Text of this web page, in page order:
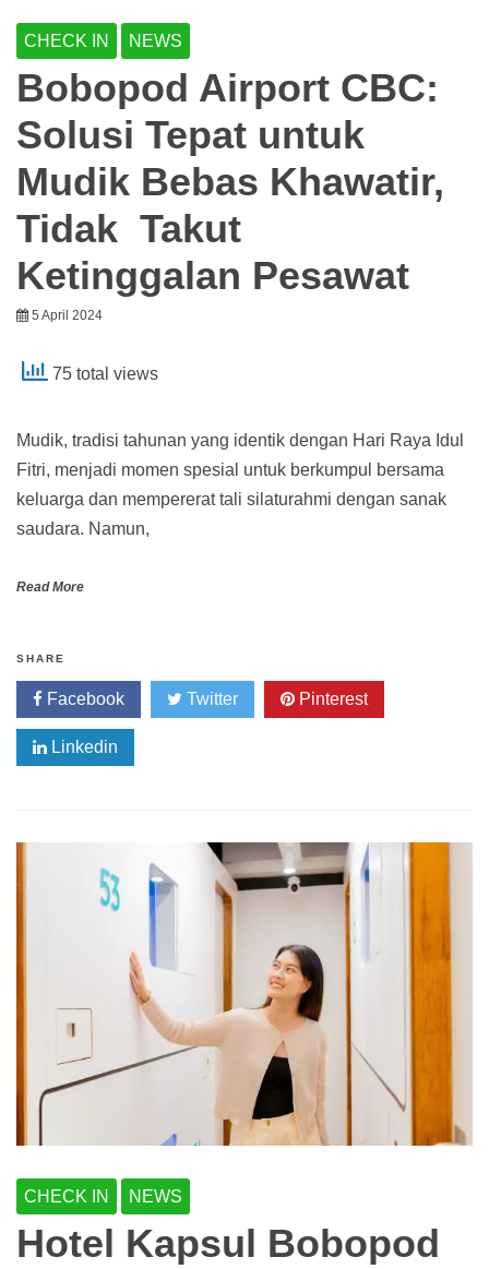
CHECK IN NEWS
Bobopod Airport CBC:
Solusi Tepat untuk
Mudik Bebas Khawatir,
Tidak Takut
Ketinggalan Pesawat
5 April 2024
75 total views
Mudik, tradisi tahunan yang identik dengan Hari Raya Idul
Fitri, menjadi momen spesial untuk berkumpul bersama
keluarga dan mempererat tali silaturahmi dengan sanak
saudara. Namun,
Read More
SHARE
Facebook Twitter Pinterest
Linkedin
CHECK IN NEWS
Hotel Kapsul Bobopod